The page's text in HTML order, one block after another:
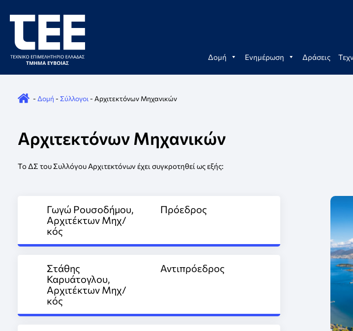
Δομή Ενημέρωση Δράσεις
- Δομή - Σύλλογοι - Αρχιτεκτόνων Μηχανικών
Αρχιτεκτόνων Μηχανικών
Το ΔΣ του Συλλόγου Αρχιτεκτόνων έχει συγκροτηθεί ως εξής:
Γωγώ Ρουσοδήμου,
Αρχιτέκτων Μηχ/
κός
Πρόεδρος
Στάθης
Καρυάτογλου,
Αρχιτέκτων Μηχ/
κός
Αντιπρόεδρος